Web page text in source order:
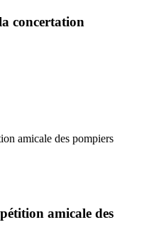
concertation
amicale des